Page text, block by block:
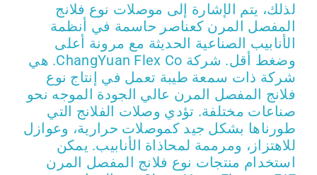
عرض أسعار
لذلك، يتم الإشارة إلى موصلات نوع فلانج
المفصل المرن كعناصر حاسمة في أنظمة
الأنابيب الصناعية الحديثة مع مرونة أعلى
وضغط أقل. شركة ChangYuan Flex Co. هي
شركة ذات سمعة طيبة تعمل في إنتاج نوع
فلانج المفصل المرن عالي الجودة الموجه نحو
صناعات مختلفة. تؤدي وصلات الفلانج التي
طورناها بشكل جيد كموصلات حرارية، وعوازل
للاهتزاز، ومرممة لمحاذاة الأنابيب. يمكن
استخدام منتجات نوع فلانج المفصل المرن